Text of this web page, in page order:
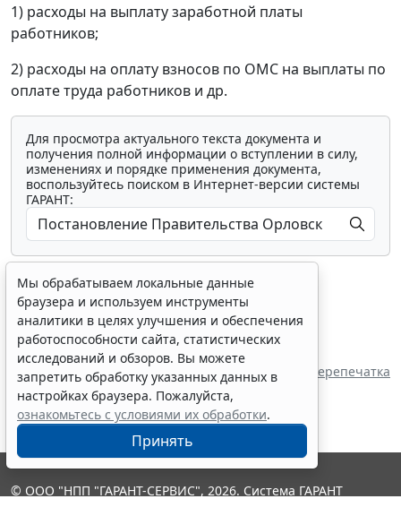
1) расходы на выплату заработной платы
работников;
2) расходы на оплату взносов по ОМС на выплаты по
оплате труда работников и др.
Для просмотра актуального текста документа и
получения полной информации о вступлении в силу,
изменениях и порядке применения документа,
воспользуйтесь поиском в Интернет-версии системы
ГАРАНТ:
Показать все материалы
Источник: Правительство Орловской области Перепечатка
Мы обрабатываем локальные данные
браузера и используем инструменты
аналитики в целях улучшения и обеспечения
работоспособности сайта, статистических
исследований и обзоров. Вы можете
запретить обработку указанных данных в
настройках браузера. Пожалуйста,
ознакомьтесь с условиями их обработки.
Принять
© ООО "НПП "ГАРАНТ-СЕРВИС", 2026. Система ГАРАНТ